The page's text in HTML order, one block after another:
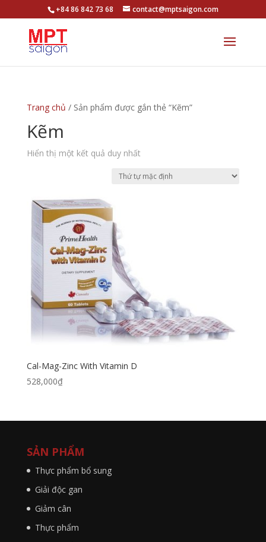
+84 86 842 73 68 contact@mptsaigon.com
Trang chủ / Sản phẩm được gắn thẻ “Kẽm”
Kẽm
Hiển thị một kết quả duy nhất
Cal-Mag-Zinc With Vitamin D
528,000₫
SẢN PHẨM
Thực phẩm bổ sung
Giải độc gan
Giảm cân
Thực phẩm